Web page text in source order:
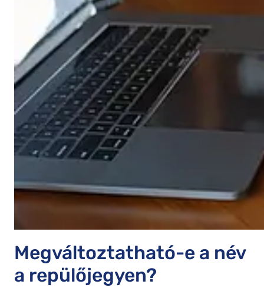
Megváltoztatható-e a név
a repülőjegyen?